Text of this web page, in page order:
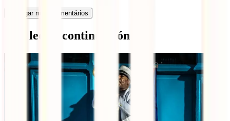
Carregar mais comentários
Qué leer a continuación